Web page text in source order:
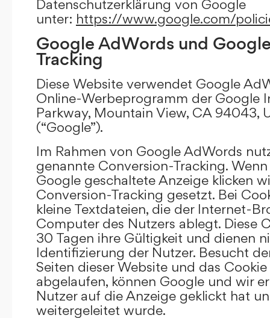
Datenschutzerklärung von Google
unter: https://www.google.com/
Google AdWords und
Tracking
Diese Website verwendet Google
Online-Werbeprogramm der Google
Parkway, Mountain View, CA 94043,
(“Google”).
Im Rahmen von Google AdWords
genannte Conversion-Tracking.
Google geschaltete Anzeige klicken
Conversion-Tracking gesetzt. Bei
kleine Textdateien, die der Internet-
Computer des Nutzers ablegt. Diese
30 Tagen ihre Gültigkeit und dienen
Identifizierung der Nutzer. Besucht
Seiten dieser Website und das
abgelaufen, können Google und wir
Nutzer auf die Anzeige geklickt hat
weitergeleitet wurde.